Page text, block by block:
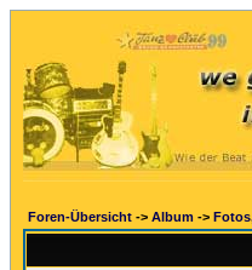
Foren-Übersicht -> Album ->